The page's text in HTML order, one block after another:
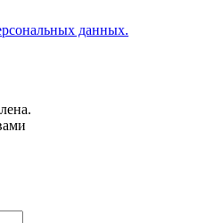
данных.